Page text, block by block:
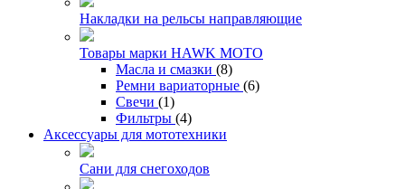
Накладки на рельсы направляющие
Товары марки HAWK MOTO
Масла и смазки (8)
Ремни вариаторные (6)
Свечи (1)
Фильтры (4)
Аксессуары для мототехники
Сани для снегоходов